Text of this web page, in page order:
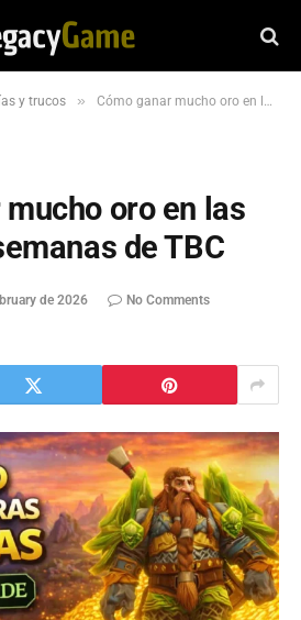
y trucos » Cómo ganar mucho oro en las primeras 4 semanas de TBC
oro en las
de TBC
de 2026
No Comments